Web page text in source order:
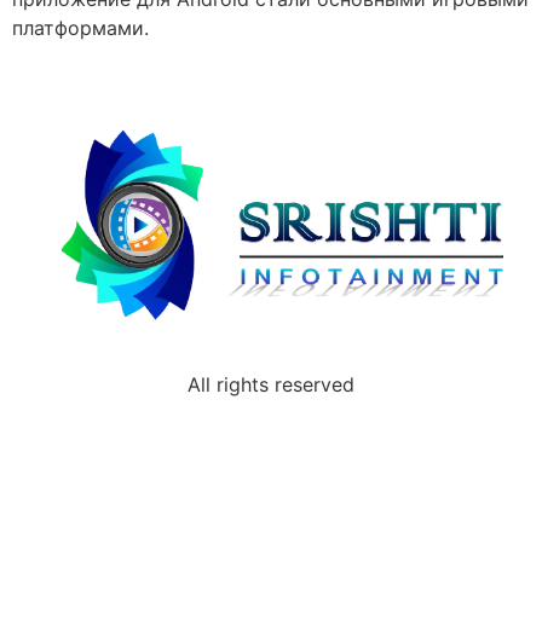
платформами.
All rights reserved